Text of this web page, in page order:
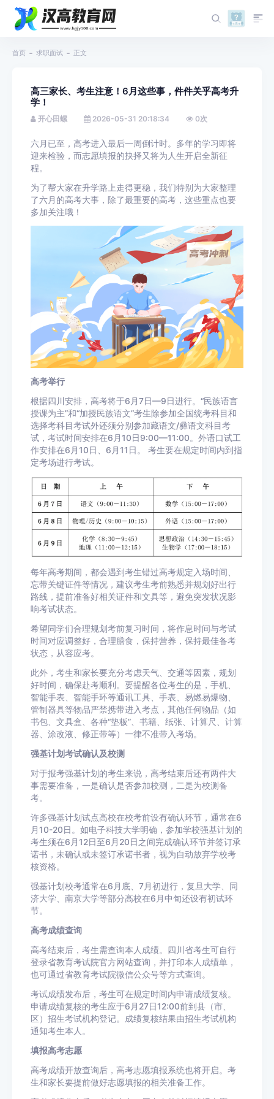
首页 求职面试 正文
高三家长、考生注意！6月这些事，件件关乎高考升
学！
开心田螺 2026-05-31 20:18:34 0次
六月已至，高考进入最后一周倒计时。多年的学习即将
迎来检验，而志愿填报的抉择又将为人生开启全新征
程。
为了帮大家在升学路上走得更稳，我们特别为大家整理
了六月的高考大事，除了最重要的高考，这些重点也要
多加关注哦！
高考举行
根据四川安排，高考将于6月7日—9日进行。“民族语言
授课为主”和“加授民族语文”考生除参加全国统考科目和
选择考科目考试外还须分别参加藏语文/彝语文科目考
试，考试时间安排在6月10日9:00—11:00。外语口试工
作安排在6月10日、6月11日。 考生要在规定时间内到指
定考场进行考试。
每年高考期间，都会遇到考生错过高考规定入场时间、
忘带关键证件等情况，建议考生考前熟悉并规划好出行
路线，提前准备好相关证件和文具等，避免突发状况影
响考试状态。
希望同学们合理规划考前复习时间，将作息时间与考试
时间对应调整好，合理膳食，保持营养，保持最佳备考
状态，从容应考。
此外，考生和家长要充分考虑天气、交通等因素，规划
好时间，确保赴考顺利。要提醒各位考生的是，手机、
智能手表、智能手环等通讯工具、手表、易燃易爆物、
管制器具等物品严禁携带进入考点，其他任何物品（如
书包、文具盒、各种“垫板”、书籍、纸张、计算尺、计算
器、涂改液、修正带等）一律不准带入考场。
强基计划考试确认及校测
对于报考强基计划的考生来说，高考结束后还有两件大
事需要准备，一是确认是否参加校测，二是为校测备
考。
许多强基计划试点高校在校考前设有确认环节，通常在6
月10-20日。如电子科技大学明确，参加学校强基计划的
考生须在6月12日至6月20日之间完成确认环节并签订承
诺书，未确认或未签订承诺书者，视为自动放弃学校考
核资格。
强基计划校考通常在6月底、7月初进行，复旦大学、同
济大学、南京大学等部分高校在6月中旬还设有初试环
节。
高考成绩查询
高考结束后，考生需查询本人成绩。四川省考生可自行
登录省教育考试院官方网站查询，并打印本人成绩单，
也可通过省教育考试院微信公众号等方式查询。
考试成绩发布后，考生可在规定时间内申请成绩复核。
申请成绩复核的考生应于6月27日12:00前到县（市、
区）招生考试机构登记。成绩复核结果由招生考试机构
通知考生本人。
填报高考志愿
高考成绩开放查询后，高考志愿填报系统也将开启。考
生和家长要提前做好志愿填报的相关准备工作。